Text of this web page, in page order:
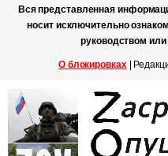
Вся представленная
носит исключительно
руководством
О блокировках|